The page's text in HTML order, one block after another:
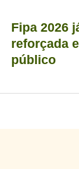
Fipa 2026
reforçada
público